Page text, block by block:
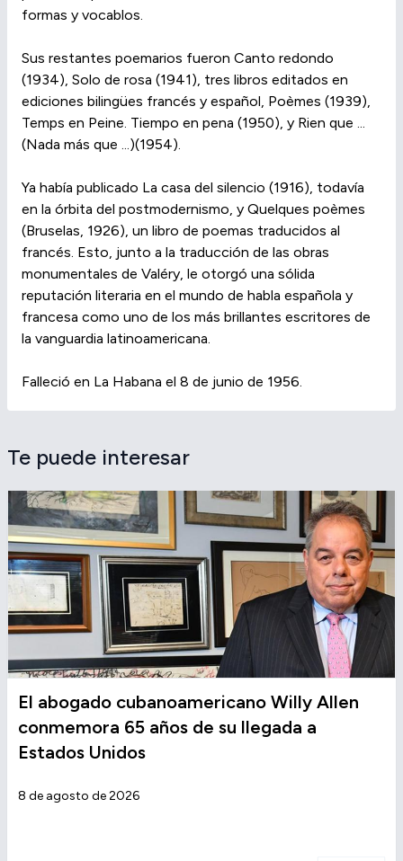
formas y vocablos.
Sus restantes poemarios fueron Canto redondo
(1934), Solo de rosa (1941), tres libros editados en
ediciones bilingües francés y español, Poèmes (1939),
Temps en Peine. Tiempo en pena (1950), y Rien que ...
(Nada más que ...)(1954).
Ya había publicado La casa del silencio (1916), todavía
en la órbita del postmodernismo, y Quelques poèmes
(Bruselas, 1926), un libro de poemas traducidos al
francés. Esto, junto a la traducción de las obras
monumentales de Valéry, le otorgó una sólida
reputación literaria en el mundo de habla española y
francesa como uno de los más brillantes escritores de
la vanguardia latinoamericana.
Falleció en La Habana el 8 de junio de 1956.
Te puede interesar
El abogado cubanoamericano Willy Allen
conmemora 65 años de su llegada a
Estados Unidos
8 de agosto de 2026